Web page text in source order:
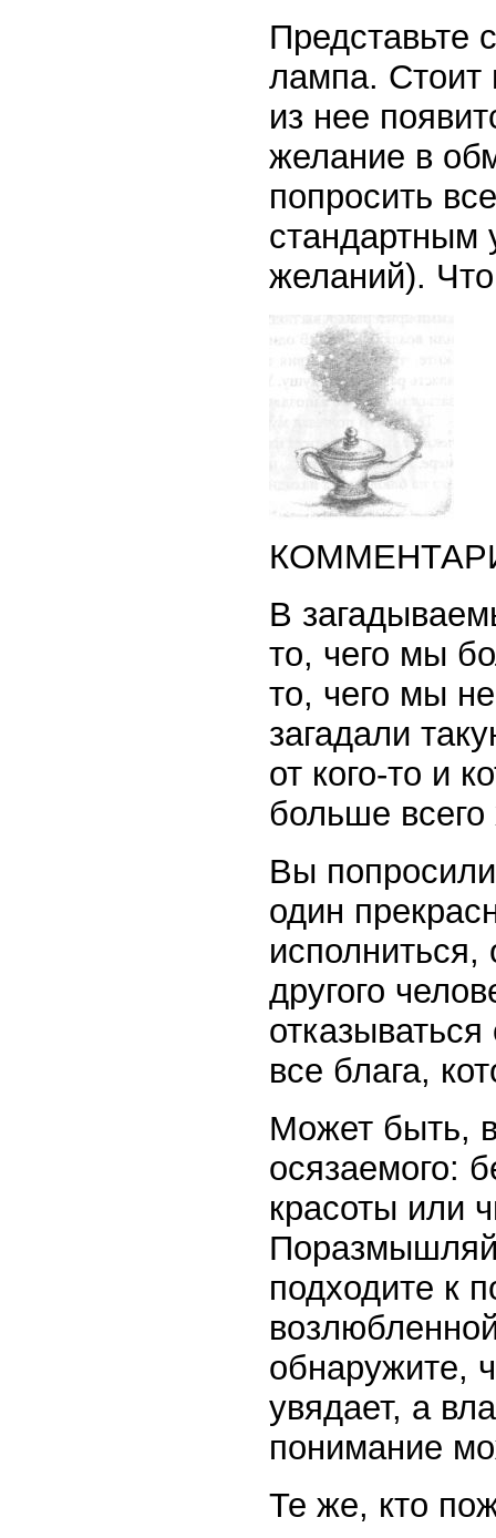
Представьте
лампа. Стоит
из нее
желание в
попросить
стандартным
желаний).
В
то, чего мы
то, чего мы
загадали
от кого-то и
больше всего
Вы
один
исполниться,
другого
все блага,
Может быть,
осязаемого:
красоты или
подходите к
обнаружите,
увядает, а
понимание
Те же, кто